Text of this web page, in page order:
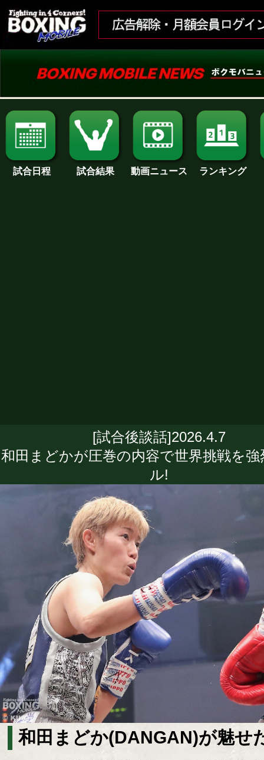
試合日程 試合結果 動画ニュース ランキング
[試合後談話]2026.4.7
和田まどかが圧巻の内容で世界挑戦を強
ル!
和田まどか(DANGAN)が魅せ